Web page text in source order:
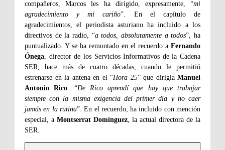
compañeros, Marcos les ha dirigido, expresamente, “mi
agradecimiento y mi cariño”. En el capítulo de
agradecimientos, el periodista asturiano ha incluido a los
directivos de la radio, “a todos, absolutamente a todos”, ha
puntualizado. Y se ha remontado en el recuerdo a Fernando
Ónega, director de los Servicios Informativos de la Cadena
SER, hace más de cuatro décadas, cuando le permitió
estrenarse en la antena en el “Hora 25” que dirigía Manuel
Antonio Rico. “De Rico aprendí que hay que trabajar
siempre con la misma exigencia del primer día y no caer
jamás en la rutina”. En el recuerdo, ha incluido con mención
especial, a Montserrat Domínguez, la actual directora de la
SER.